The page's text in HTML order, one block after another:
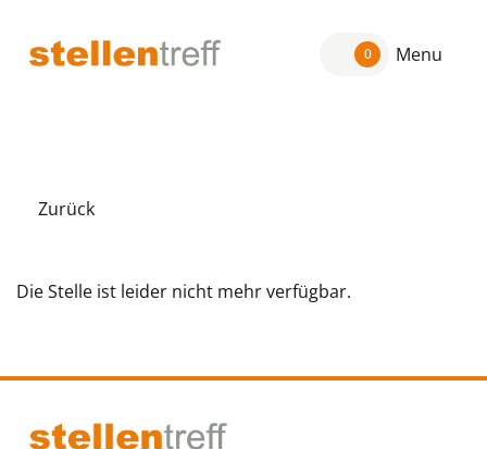
0 Menu
Zurück
Die Stelle ist leider nicht mehr verfügbar.